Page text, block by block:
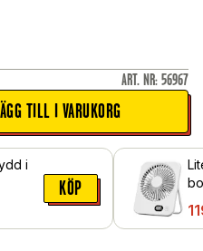
ART. NR: 56967
TILL I VARUKORG
i
KÖP